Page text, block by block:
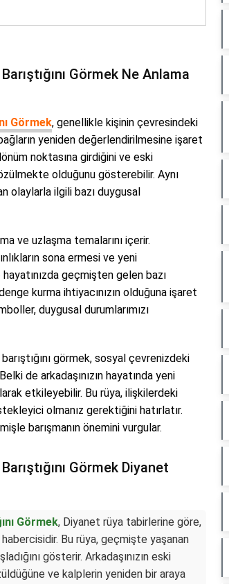
Görmek Ne Anlama
Görmek, genellikle kişinin çevresindeki
yeniden değerlendirilmesine işaret
noktasına girdiğini ve eski
olduğunu gösterebilir. Aynı
olaylarla ilgili bazı duygusal
ve uzlaşma temalarını içerir.
sona ermesi ve yeni
geçmişten gelen bazı
kurma ihtiyacınızın olduğuna işaret
duygusal durumlarımızı
görmek, sosyal çevrenizdeki
de arkadaşınızın hayatında yeni
etkileyebilir. Bu rüya, ilişkilerdeki
olmanız gerektiğini hatırlatır.
barışmanın önemini vurgular.
Görmek Diyanet
Görmek, Diyanet rüya tabirlerine göre,
Bu rüya, geçmişte yaşanan
gösterir. Arkadaşınızın eski
ve kalplerin yeniden bir araya